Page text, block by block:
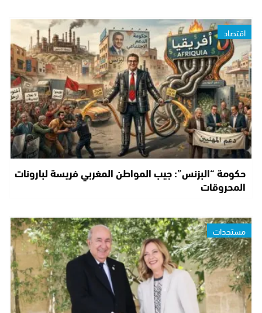
اقتصاد
حكومة “البزنس”: جيب المواطن المغربي فريسة لبارونات
المحروقات
مستجدات